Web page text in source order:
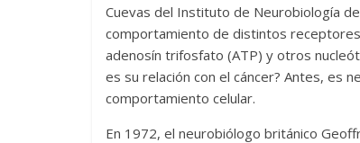
Cuevas del Instituto de Neurobiología
comportamiento de distintos
adenosín trifosfato (ATP) y otros
es su relación con el cáncer? Antes, es
comportamiento celular.
En 1972, el neurobiólogo británico